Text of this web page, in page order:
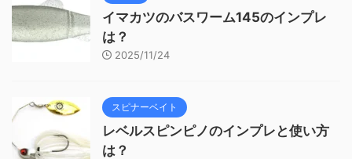
イマカツのバスワーム145のインプレ
は？
2025/11/24
スピナーベイト
レベルスピンピノのインプレと使い方
は？